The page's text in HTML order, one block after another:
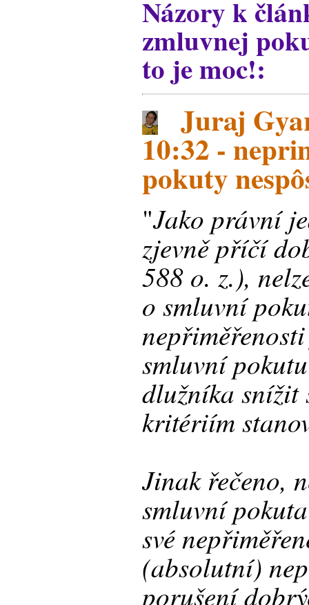
Názory k
zmluvnej
to je moc!:
Juraj
10:32 -
pokuty
"Jako právní
zjevně příčí
588 o. z.),
o smluvní
smluvní
dlužníka snížit
kritériím
Jinak řečeno,
smluvní
své
(absolutní)
porušení